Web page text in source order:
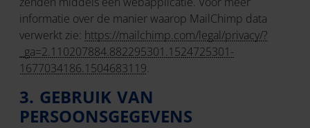
informatie over de manier waarop MailChimp data
verwerkt zie: https://mailchimp.com/legal/privacy/?
_ga=2.110207884.882295301.1524725301-
1677034186.1504683119.
3. GEBRUIK VAN
PERSOONSGEGEVENS